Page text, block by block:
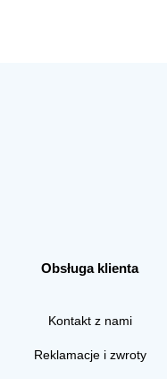
Obsługa klienta
Kontakt z nami
Reklamacje i zwroty